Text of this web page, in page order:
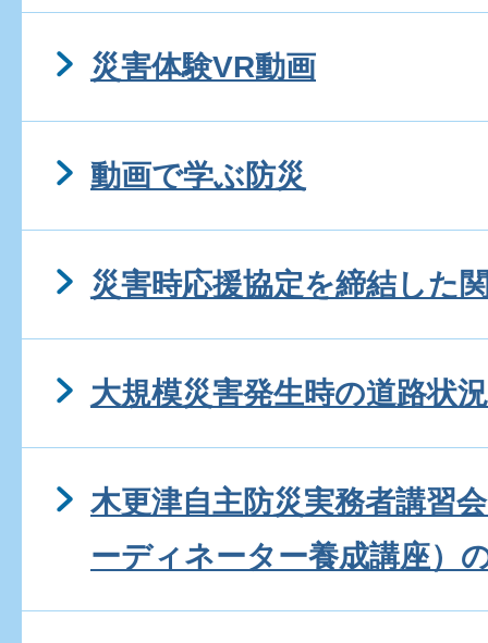
災害体験VR動画
動画で学ぶ防災
災害時応援協定を締結した
大規模災害発生時の道路状
木更津自主防災実務者講習
ーディネーター養成講座）